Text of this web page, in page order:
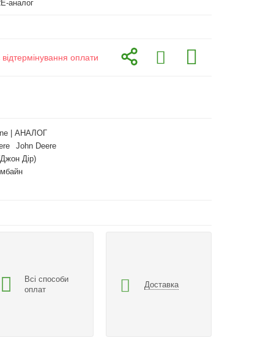
аналог
оплати
| АНАЛОГ
John Deere
Дір)
Всі способи
оплат
Доставка